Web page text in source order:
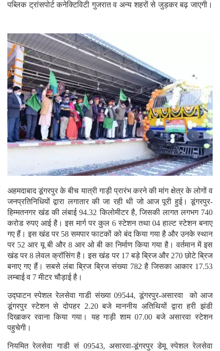
पब्लिक ट्रांसपोर्ट कनेक्टिविटी गुजरात व अन्य शहरों से जुड़कर बढ़ जाएगी।
अहमदाबाद डूंगरपुर के बीच यात्री गाड़ी प्रारंभ करने की मांग क्षेत्र के लोगों व
जनप्रतिनिधियों द्वारा लगातार की जा रही थी जो आज पूरी हुई। डूंगरपुर-
हिम्मतनगर खंड की लंबाई 94.32 किलोमीटर है, जिसकी लागत लगभग 740
करोड रुपए आई है। इस मार्ग पर कुल 6 स्टेशन तथा 04 हाल्ट स्टेशन बनाए
गए हैं। इस खंड पर 58 समपार फाटकों को बंद किया गया है और उनके स्थान
पर 52 आर यू बी और 8 आर ओ बी का निर्माण किया गया है। वर्तमान में इस
खंड पर 8 लेवल क्रॉसिंग है। इस खंड पर 17 बड़े ब्रिज और 270 छोटे ब्रिज
बनाए गए हैं। सबसे लंबा ब्रिज ब्रिज संख्या 782 है जिसका आकार 17.53
लम्बाई व 7 मीटर चौड़ाई है।
उद्घाटन स्पेशल रेलसेवा गाडी संख्या 09544, डूंगरपुर-असारवा को आज
डूंगरपुर स्टेशन से दोपहर 2.20 बजे माननीय अतिथियों द्वारा हरी झंडी
दिखाकर रवाना किया गया। यह गाड़ी शाम 07.00 बजे असारवा स्टेशन
पहुचेगी।
नियमित रेलसेवा गाडी सं 09543, असारवा-डूंगरपुर डेमू स्पेशल रेलसेवा